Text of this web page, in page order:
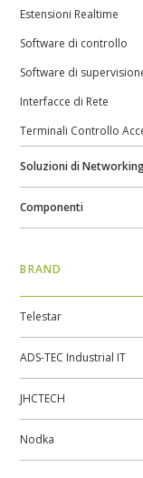
Estensioni Realtime
Software di controllo
Software di
Interfacce di Rete
Terminali Controllo
Soluzioni di
Componenti
BRAND
Telestar
ADS-TEC Industrial IT
JHCTECH
Nodka